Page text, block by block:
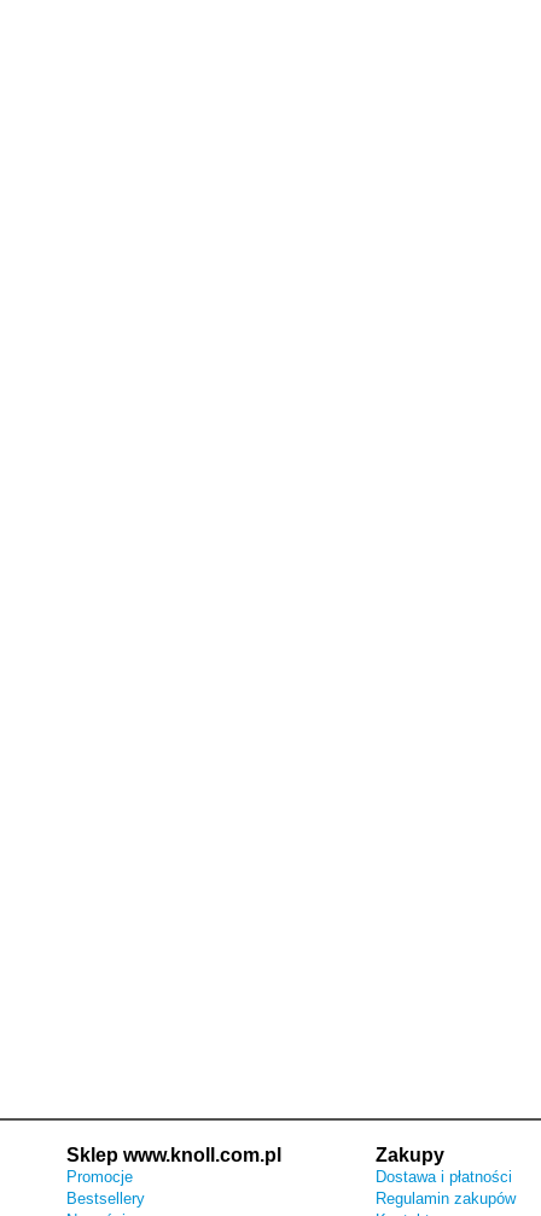
Sklep www.knoll.com.pl
Promocje
Bestsellery
Zakupy
Dostawa i płatności
Regulamin zakupów